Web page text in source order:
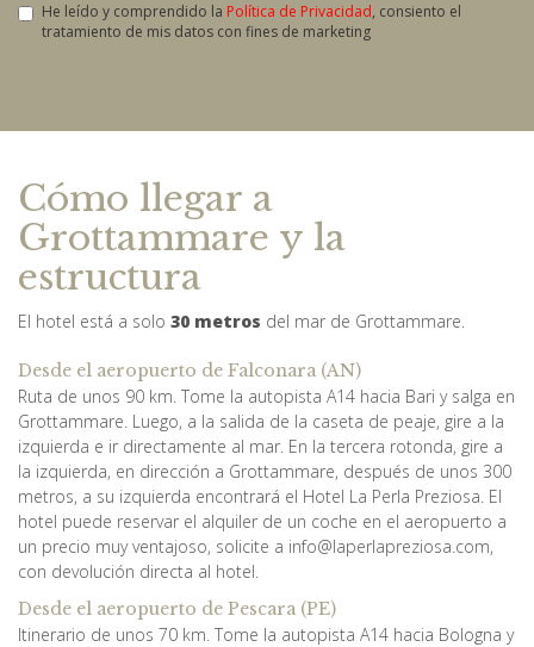
He leído y comprendido la Política de Privacidad, consiento el
tratamiento de mis datos con fines de marketing
Cómo llegar a
Grottammare y la
estructura
El hotel está a solo 30 metros del mar de Grottammare.
Desde el aeropuerto de Falconara (AN)
Ruta de unos 90 km. Tome la autopista A14 hacia Bari y salga en
Grottammare. Luego, a la salida de la caseta de peaje, gire a la
izquierda e ir directamente al mar. En la tercera rotonda, gire a
la izquierda, en dirección a Grottammare, después de unos 300
metros, a su izquierda encontrará el Hotel La Perla Preziosa. El
hotel puede reservar el alquiler de un coche en el aeropuerto a
un precio muy ventajoso, solicite a info@laperlapreziosa.com,
con devolución directa al hotel.
Desde el aeropuerto de Pescara (PE)
Itinerario de unos 70 km. Tome la autopista A14 hacia Bologna y